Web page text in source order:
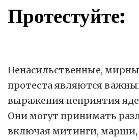
Протестуйте:
Ненасильственные,
протеста являются
выражения неприятия
Они могут принимать
включая митинги, марши,